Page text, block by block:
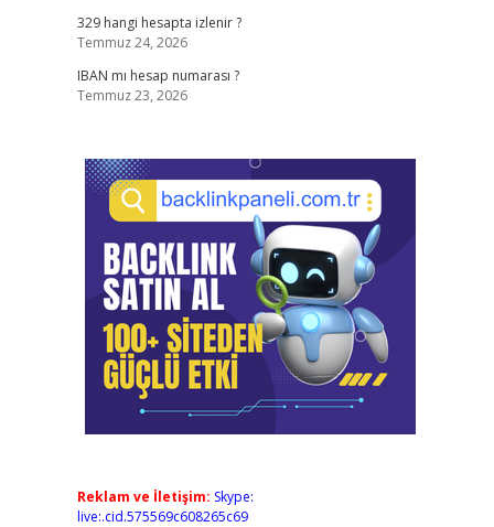
329 hangi hesapta izlenir ?
Temmuz 24, 2026
IBAN mı hesap numarası ?
Temmuz 23, 2026
Reklam ve İletişim: Skype:
live:.cid.575569c608265c69